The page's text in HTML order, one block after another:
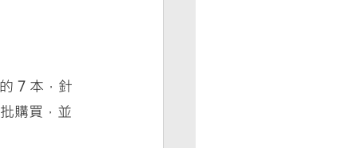
7 本，針
購買，並